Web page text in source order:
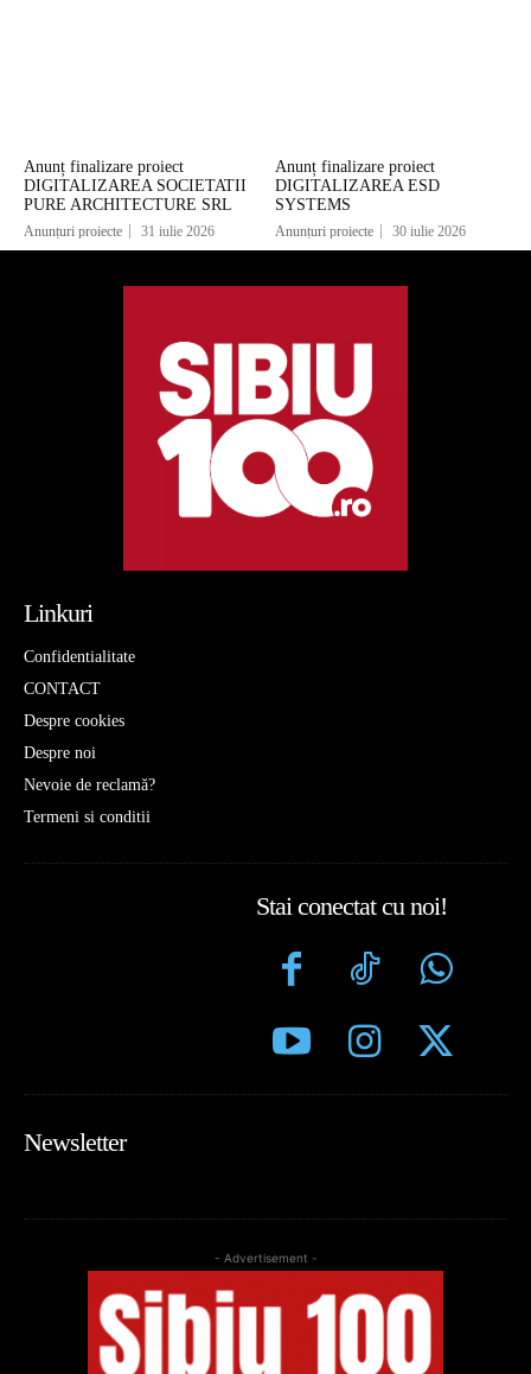
Anunț finalizare proiect
DIGITALIZAREA SOCIETATII
PURE ARCHITECTURE SRL
Anunțuri proiecte 31 iulie 2026
Anunț finalizare proiect
DIGITALIZAREA ESD
SYSTEMS
Anunțuri proiecte 30 iulie 2026
Linkuri
Confidentialitate
CONTACT
Despre cookies
Despre noi
Nevoie de reclamă?
Termeni si conditii
Stai conectat cu noi!
Newsletter
- Advertisement -